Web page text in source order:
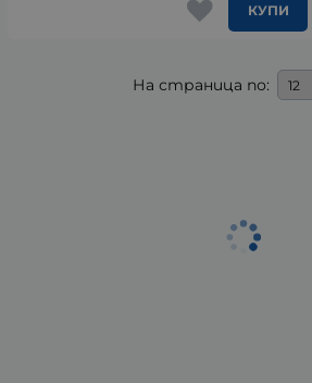
КУПИ
На страница по: